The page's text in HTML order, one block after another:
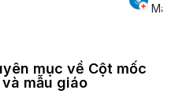
mục về Cột mốc
mẫu giáo